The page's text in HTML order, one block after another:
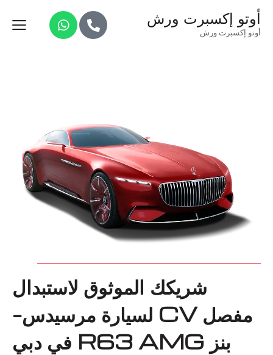
أوتو إكسبرت ورش
أوتو إكسبرت ورش
شريكك الموثوق لاستبدال
مفصل CV لسيارة مرسيدس-
بنز R63 AMG في دبي